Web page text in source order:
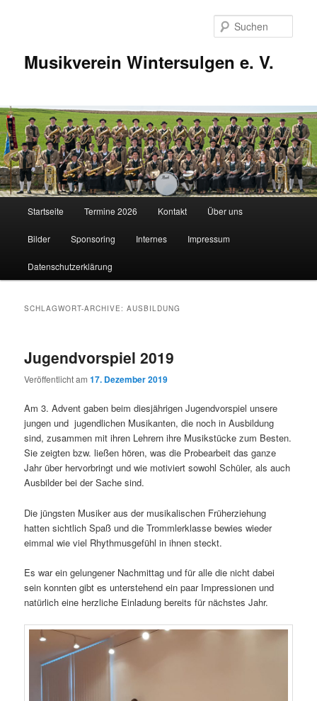
Musikverein Wintersulgen e. V.
Startseite Termine 2026 Kontakt Über uns
Bilder Sponsoring Internes Impressum
Datenschutzerklärung
SCHLAGWORT-ARCHIVE:AUSBILDUNG
Jugendvorspiel 2019
Veröffentlicht am17. Dezember 2019
Am 3. Advent gaben beim diesjährigen Jugendvorspiel unsere
jungen und jugendlichen Musikanten, die noch in Ausbildung
sind, zusammen mit ihren Lehrern ihre Musikstücke zum Besten.
Sie zeigten bzw. ließen hören, was die Probearbeit das ganze
Jahr über hervorbringt und wie motiviert sowohl Schüler, als auch
Ausbilder bei der Sache sind.
Die jüngsten Musiker aus der musikalischen Früherziehung
hatten sichtlich Spaß und die Trommlerklasse bewies wieder
eimmal wie viel Rhythmusgefühl in ihnen steckt.
Es war ein gelungener Nachmittag und für alle die nicht dabei
sein konnten gibt es unterstehend ein paar Impressionen und
natürlich eine herzliche Einladung bereits für nächstes Jahr.